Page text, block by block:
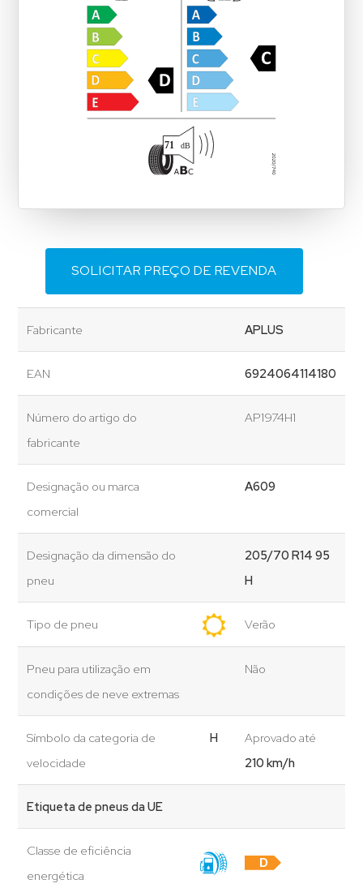
SOLICITAR PREÇO DE REVENDA
Fabricante APLUS
EAN 6924064114180
Número do artigo do
fabricante
AP1974H1
Designação ou marca
comercial
A609
Designação da dimensão do
pneu
205/70 R14 95
H
Tipo de pneu Verão
Pneu para utilização em
condições de neve extremas
Não
Símbolo da categoria de
velocidade
H
Aprovado até
210 km/h
Etiqueta de pneus da UE
Classe de eficiência
energética
D